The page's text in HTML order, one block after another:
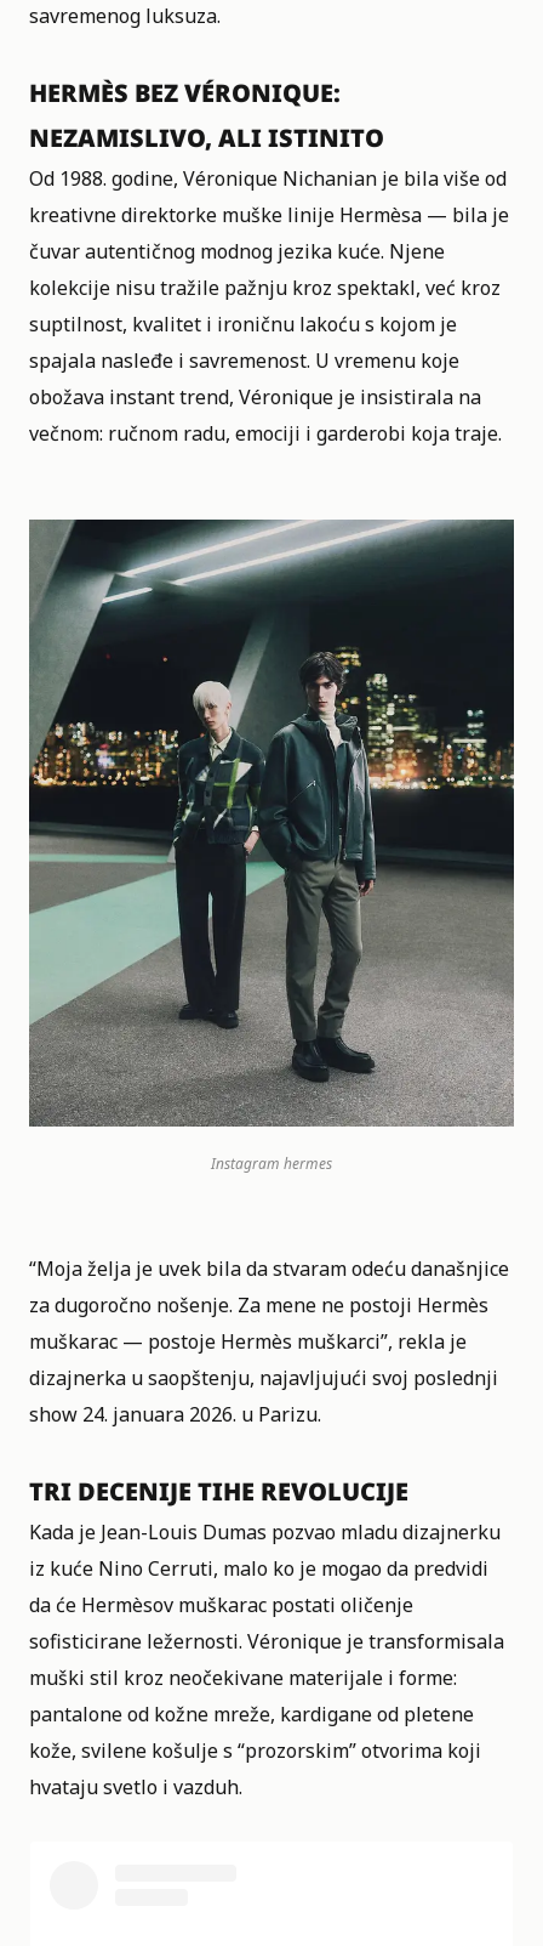
savremenog luksuza.
HERMÈS BEZ VÉRONIQUE:
NEZAMISLIVO, ALI ISTINITO
Od 1988. godine, Véronique Nichanian je bila više od
kreativne direktorke muške linije Hermèsa — bila je
čuvar autentičnog modnog jezika kuće. Njene
kolekcije nisu tražile pažnju kroz spektakl, već kroz
suptilnost, kvalitet i ironičnu lakoću s kojom je
spajala nasleđe i savremenost. U vremenu koje
obožava instant trend, Véronique je insistirala na
večnom: ručnom radu, emociji i garderobi koja traje.
Instagram hermes
“Moja želja je uvek bila da stvaram odeću današnjice
za dugoročno nošenje. Za mene ne postoji Hermès
muškarac — postoje Hermès muškarci”, rekla je
dizajnerka u saopštenju, najavljujući svoj poslednji
show 24. januara 2026. u Parizu.
TRI DECENIJE TIHE REVOLUCIJE
Kada je Jean-Louis Dumas pozvao mladu dizajnerku
iz kuće Nino Cerruti, malo ko je mogao da predvidi
da će Hermèsov muškarac postati oličenje
sofisticirane ležernosti. Véronique je transformisala
muški stil kroz neočekivane materijale i forme:
pantalone od kožne mreže, kardigane od pletene
kože, svilene košulje s “prozorskim” otvorima koji
hvataju svetlo i vazduh.